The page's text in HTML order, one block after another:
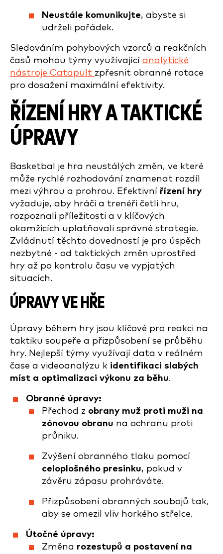
Neustále komunikujte, abyste si
udrželi pořádek.
Sledováním pohybových vzorců a reakčních
časů mohou týmy využívající analytické
nástroje Catapult zpřesnit obranné rotace
pro dosažení maximální efektivity.
ŘÍZENÍ HRY A TAKTICKÉ
ÚPRAVY
Basketbal je hra neustálých změn, ve které
může rychlé rozhodování znamenat rozdíl
mezi výhrou a prohrou. Efektivní řízení hry
vyžaduje, aby hráči a trenéři četli hru,
rozpoznali příležitosti a v klíčových
okamžicích uplatňovali správné strategie.
Zvládnutí těchto dovedností je pro úspěch
nezbytné - od taktických změn uprostřed
hry až po kontrolu času ve vypjatých
situacích.
ÚPRAVY VE HŘE
Úpravy během hry jsou klíčové pro reakci na
taktiku soupeře a přizpůsobení se průběhu
hry. Nejlepší týmy využívají data v reálném
čase a videoanalýzu k identifikaci slabých
míst a optimalizaci výkonu za běhu.
Obranné úpravy:
Přechod z obrany muž proti muži na
zónovou obranu na ochranu proti
průniku.
Zvýšení obranného tlaku pomocí
celoplošného presinku, pokud v
závěru zápasu prohráváte.
Přizpůsobení obranných soubojů tak,
aby se omezil vliv horkého střelce.
Útočné úpravy:
Změna rozestupů a postavení na